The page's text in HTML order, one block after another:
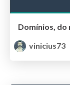
Domínios,
vinicius73